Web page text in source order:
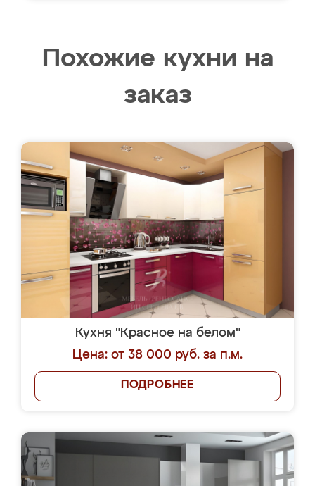
Похожие кухни на
заказ
Кухня "Красное на белом"
Цена: от 38 000 руб. за п.м.
ПОДРОБНЕЕ